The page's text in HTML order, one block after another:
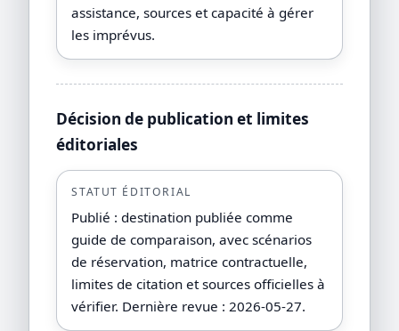
assistance, sources et capacité à gérer
les imprévus.
Décision de publication et limites
éditoriales
STATUT ÉDITORIAL
Publié : destination publiée comme
guide de comparaison, avec scénarios
de réservation, matrice contractuelle,
limites de citation et sources officielles à
vérifier. Dernière revue : 2026-05-27.